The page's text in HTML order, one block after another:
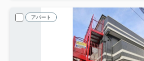
アパート